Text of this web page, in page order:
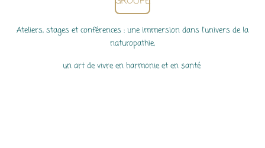
Ateliers, stages et conférences : une immersion dans l'univers de la
naturopathie,
unart de vivreen harmonie et en santé